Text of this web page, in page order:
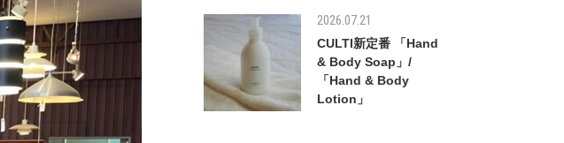
2026.07.21
CULTI新定番 「Hand
& Body Soap」/
「Hand & Body
Lotion」